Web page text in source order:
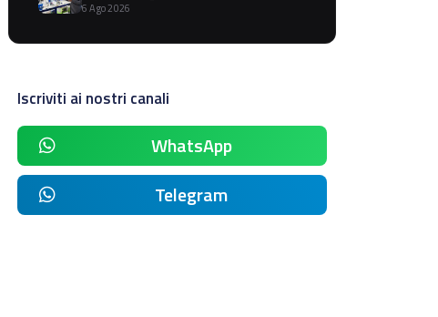
6 Ago 2026
Iscriviti ai nostri canali
WhatsApp
Telegram